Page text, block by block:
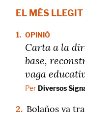
EL MÉS LLEGIT
1. OPINIÓ
Carta a la
base,
vaga
Per Diversos
2. Bolaños va